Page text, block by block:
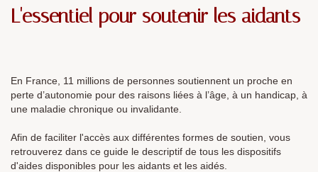
L'essentiel pour soutenir les aidants
En France, 11 millions de personnes soutiennent un proche en
perte d’autonomie pour des raisons liées à l’âge, à un handicap, à
une maladie chronique ou invalidante.
Afin de faciliter l'accès aux différentes formes de soutien, vous
retrouverez dans ce guide le descriptif de tous les dispositifs
d'aides disponibles pour les aidants et les aidés.